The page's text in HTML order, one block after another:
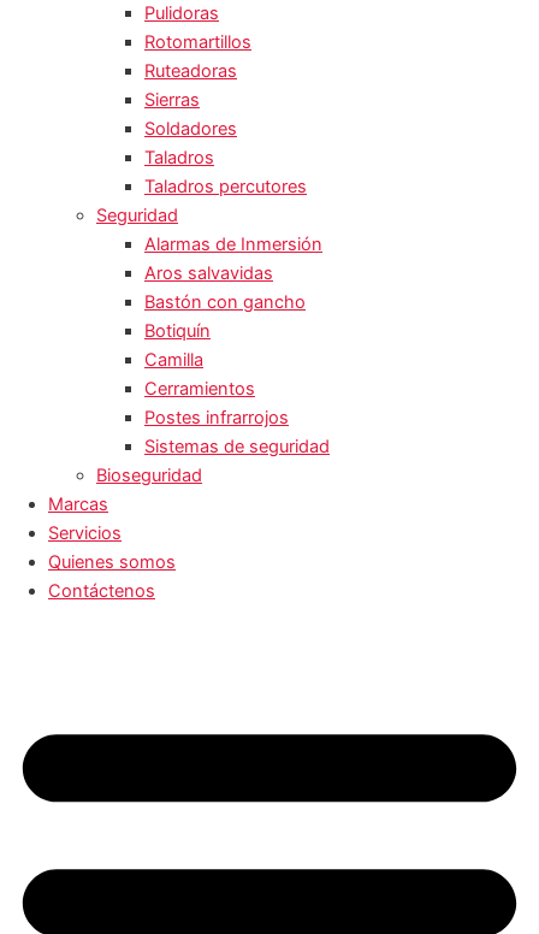
Pulidoras
Rotomartillos
Ruteadoras
Sierras
Soldadores
Taladros
Taladros percutores
Seguridad
Alarmas de Inmersión
Aros salvavidas
Bastón con gancho
Botiquín
Camilla
Cerramientos
Postes infrarrojos
Sistemas de seguridad
Bioseguridad
Marcas
Servicios
Quienes somos
Contáctenos